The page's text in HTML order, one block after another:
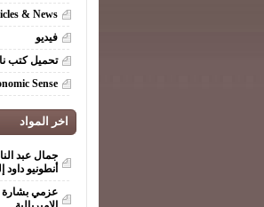
& News
فيديو
تحميل كتب
Sense
اخر المواد
جمال عبد
أنطونيو
عزمي بشارة